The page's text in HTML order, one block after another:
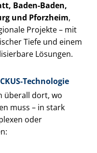
Baden-Baden,
und Pforzheim,
Projekte – mit
Tiefe und einem
Lösungen.
Technologie
überall dort, wo
muss – in stark
oder